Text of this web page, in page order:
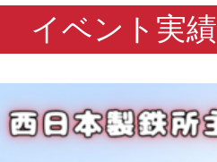
イベント実績